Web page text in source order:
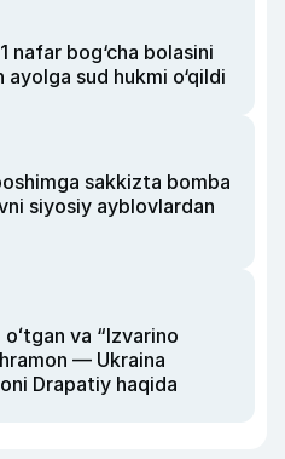
nafar bog‘cha bolasini
sud hukmi o‘qildi
sakkizta bomba
siyosiy ayblovlardan
va “Izvarino
— Ukraina
Drapatiy haqida